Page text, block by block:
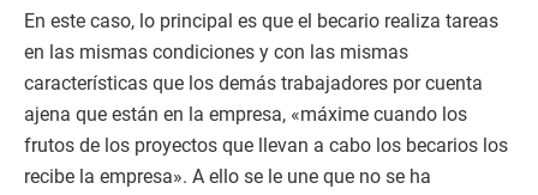
En este caso, lo principal es que el becario realiza tareas
en las mismas condiciones y con las mismas
características que los demás trabajadores por cuenta
ajena que están en la empresa, «máxime cuando los
frutos de los proyectos que llevan a cabo los becarios los
recibe la empresa». A ello se le une que no se ha